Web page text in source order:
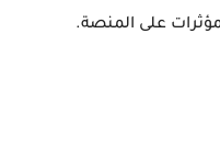
على المنصة.